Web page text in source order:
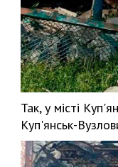
Так, у місті
Куп'янськ-